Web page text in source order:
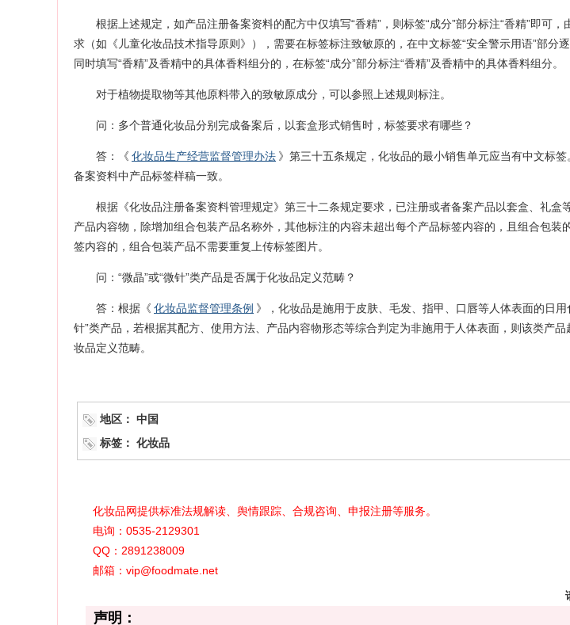
根据上述规定，如产品注册备案资料的配方中仅填写“香精”，则标签“成分”部分标注“香精”即可
求（如《儿童化妆品技术指导原则》），需要在标签标注致敏原的，在中文标签“安全警示用语”部分
同时填写“香精”及香精中的具体香料组分的，在标签“成分”部分标注“香精”及香精中的具体香料组分。
对于植物提取物等其他原料带入的致敏原成分，可以参照上述规则标注。
问：多个普通化妆品分别完成备案后，以套盒形式销售时，标签要求有哪些？
答：《 化妆品生产经营监督管理办法 》第三十五条规定，化妆品的最小销售单元应当有中文标
备案资料中产品标签样稿一致。
根据《化妆品注册备案资料管理规定》第三十二条规定要求，已注册或者备案产品以套盒、礼盒
产品内容物，除增加组合包装产品名称外，其他标注的内容未超出每个产品标签内容的，且组合包装
签内容的，组合包装产品不需要重复上传标签图片。
问：“微晶”或“微针”类产品是否属于化妆品定义范畴？
答：根据《 化妆品监督管理条例 》，化妆品是施用于皮肤、毛发、指甲、口唇等人体表面的日用
针”类产品，若根据其配方、使用方法、产品内容物形态等综合判定为非施用于人体表面，则该类产
妆品定义范畴。
地区： 中国
标签： 化妆品
化妆品网提供标准法规解读、舆情跟踪、合规咨询、申报注册等服务。
电询：0535-2129301
QQ：2891238009
邮箱：vip@foodmate.net
声明：